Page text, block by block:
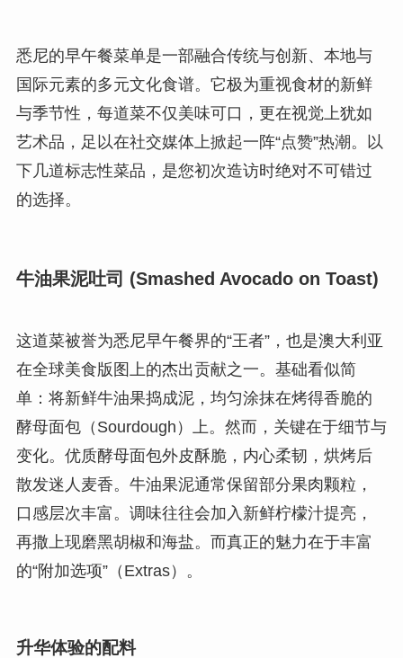
悉尼的早午餐菜单是一部融合传统与创新、本地与
国际元素的多元文化食谱。它极为重视食材的新鲜
与季节性，每道菜不仅美味可口，更在视觉上犹如
艺术品，足以在社交媒体上掀起一阵“点赞”热潮。以
下几道标志性菜品，是您初次造访时绝对不可错过
的选择。
牛油果泥吐司 (Smashed Avocado on Toast)
这道菜被誉为悉尼早午餐界的“王者”，也是澳大利亚
在全球美食版图上的杰出贡献之一。基础看似简
单：将新鲜牛油果捣成泥，均匀涂抹在烤得香脆的
酵母面包（Sourdough）上。然而，关键在于细节与
变化。优质酵母面包外皮酥脆，内心柔韧，烘烤后
散发迷人麦香。牛油果泥通常保留部分果肉颗粒，
口感层次丰富。调味往往会加入新鲜柠檬汁提亮，
再撒上现磨黑胡椒和海盐。而真正的魅力在于丰富
的“附加选项”（Extras）。
升华体验的配料